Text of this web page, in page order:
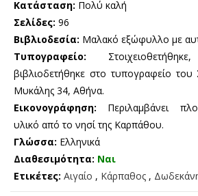
Κατάσταση: Πολύ καλή
Σελίδες: 96
Βιβλιοδεσία: Μαλακό εξώφυλλο με
Τυπογραφείο:
βιβλιοδετήθηκε στο τυπογραφείο
Μυκάλης 34, Αθήνα.
Εικονογράφηση: Περιλαμβάνει
υλικό από το νησί της Καρπάθου.
Γλώσσα: Ελληνικά
Διαθεσιμότητα: Ναι
Ετικέτες: Αιγαίο , Κάρπαθος ,